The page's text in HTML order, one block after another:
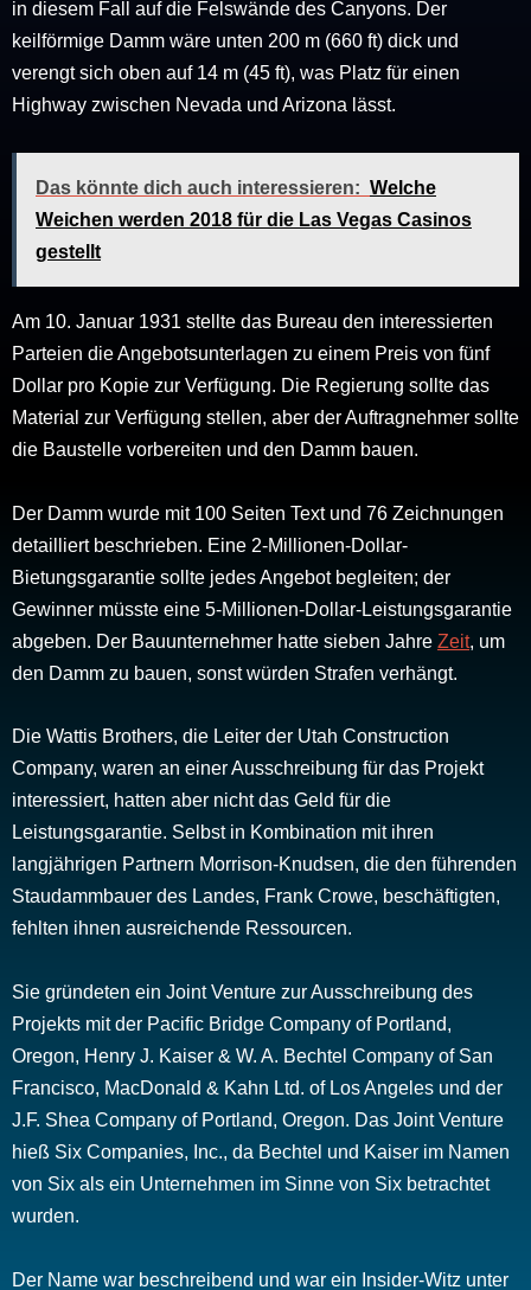
in diesem Fall auf die Felswände des Canyons. Der
keilförmige Damm wäre unten 200 m (660 ft) dick und
verengt sich oben auf 14 m (45 ft), was Platz für einen
Highway zwischen Nevada und Arizona lässt.
Das könnte dich auch interessieren: Welche
Weichen werden 2018 für die Las Vegas Casinos
gestellt
Am 10. Januar 1931 stellte das Bureau den interessierten
Parteien die Angebotsunterlagen zu einem Preis von fünf
Dollar pro Kopie zur Verfügung. Die Regierung sollte das
Material zur Verfügung stellen, aber der Auftragnehmer sollte
die Baustelle vorbereiten und den Damm bauen.
Der Damm wurde mit 100 Seiten Text und 76 Zeichnungen
detailliert beschrieben. Eine 2-Millionen-Dollar-
Bietungsgarantie sollte jedes Angebot begleiten; der
Gewinner müsste eine 5-Millionen-Dollar-Leistungsgarantie
abgeben. Der Bauunternehmer hatte sieben Jahre Zeit, um
den Damm zu bauen, sonst würden Strafen verhängt.
Die Wattis Brothers, die Leiter der Utah Construction
Company, waren an einer Ausschreibung für das Projekt
interessiert, hatten aber nicht das Geld für die
Leistungsgarantie. Selbst in Kombination mit ihren
langjährigen Partnern Morrison-Knudsen, die den führenden
Staudammbauer des Landes, Frank Crowe, beschäftigten,
fehlten ihnen ausreichende Ressourcen.
Sie gründeten ein Joint Venture zur Ausschreibung des
Projekts mit der Pacific Bridge Company of Portland,
Oregon, Henry J. Kaiser & W. A. Bechtel Company of San
Francisco, MacDonald & Kahn Ltd. of Los Angeles und der
J.F. Shea Company of Portland, Oregon. Das Joint Venture
hieß Six Companies, Inc., da Bechtel und Kaiser im Namen
von Six als ein Unternehmen im Sinne von Six betrachtet
wurden.
Der Name war beschreibend und war ein Insider-Witz unter